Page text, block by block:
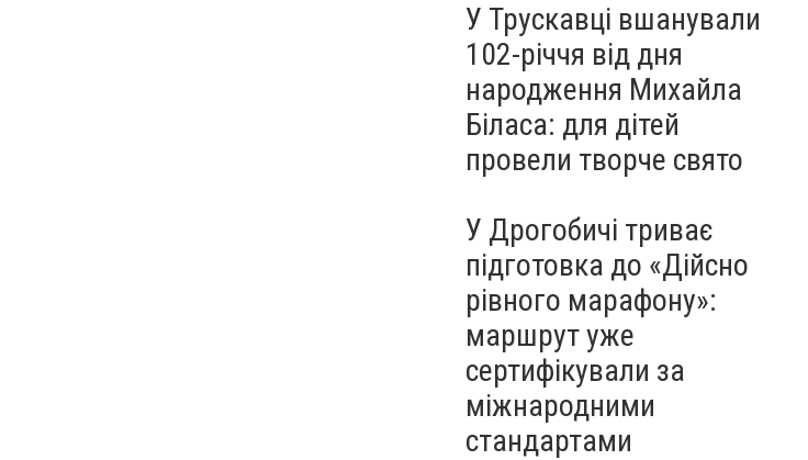
У Трускавці вшанували
102-річчя від дня
народження Михайла
Біласа: для дітей
провели творче свято
У Дрогобичі триває
підготовка до «Дійсно
рівного марафону»:
маршрут уже
сертифікували за
міжнародними
стандартами